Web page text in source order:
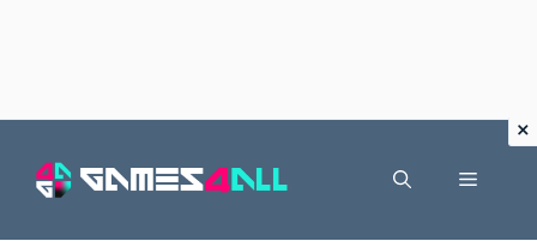
Menu